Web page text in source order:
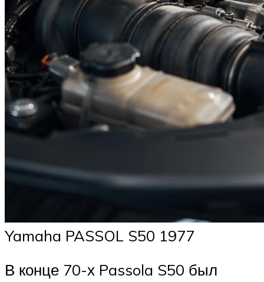
Yamaha PASSOL S50 1977
В конце 70-х Passola S50 был